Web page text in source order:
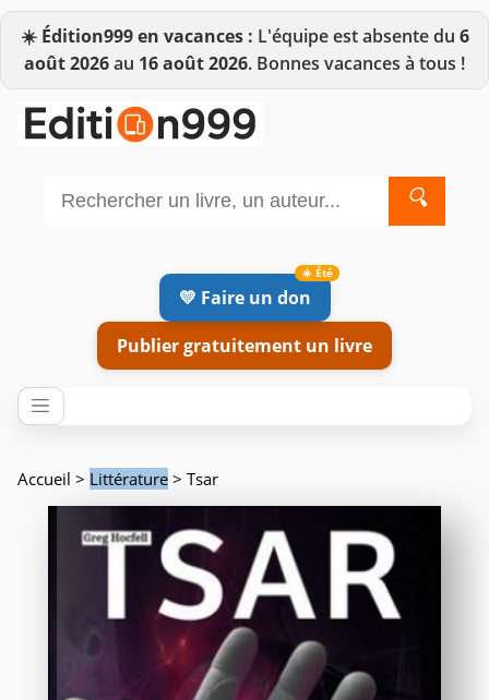
☀️ Édition999 en vacances : L'équipe est absente du 6
août 2026au 16 août 2026. Bonnes vacances à tous !
🔍
💛 Faire un don
Publier gratuitement un livre
Accueil > Littérature > Tsar